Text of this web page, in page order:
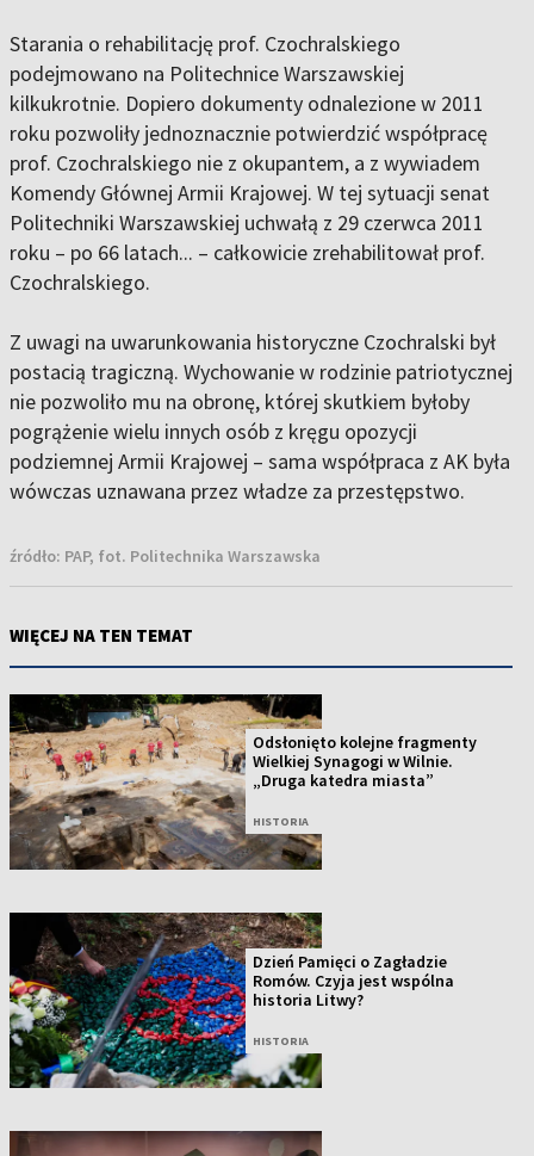
Starania o rehabilitację prof. Czochralskiego
podejmowano na Politechnice Warszawskiej
kilkukrotnie. Dopiero dokumenty odnalezione w 2011
roku pozwoliły jednoznacznie potwierdzić współpracę
prof. Czochralskiego nie z okupantem, a z wywiadem
Komendy Głównej Armii Krajowej. W tej sytuacji senat
Politechniki Warszawskiej uchwałą z 29 czerwca 2011
roku – po 66 latach... – całkowicie zrehabilitował prof.
Czochralskiego.
Z uwagi na uwarunkowania historyczne Czochralski był
postacią tragiczną. Wychowanie w rodzinie patriotycznej
nie pozwoliło mu na obronę, której skutkiem byłoby
pogrążenie wielu innych osób z kręgu opozycji
podziemnej Armii Krajowej – sama współpraca z AK była
wówczas uznawana przez władze za przestępstwo.
źródło: PAP, fot. Politechnika Warszawska
WIĘCEJ NA TEN TEMAT
Odsłonięto kolejne fragmenty
Wielkiej Synagogi w Wilnie.
„Druga katedra miasta”
HISTORIA
Dzień Pamięci o Zagładzie
Romów. Czyja jest wspólna
historia Litwy?
HISTORIA